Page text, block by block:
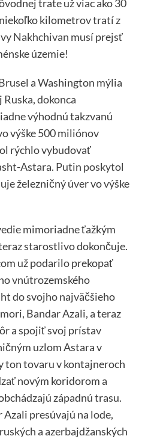
trate už viac ako 30
kilometrov tratí z
Nakhchivan musí prejsť
územie!
a Washington mýlia
Ruska,dokonca
výhodnú takzvanú
výške 500 miliónov
rýchlo vybudovať
Astara. Putin poskytol
železničný úver vo výške
mimoriadne ťažkým
starostlivo dokončuje.
už podarilo prekopať
vnútrozemského
do svojho najväčšieho
Bandar Azali, a teraz
a spojiť svoj prístav
uzlom Astara v
ton tovaru v kontajneroch
novým koridorom a
západnú trasu.
presúvajú na lode,
a azerbajdžanských